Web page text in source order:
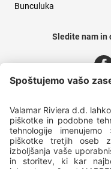
Bunculuka
Sledite nam in